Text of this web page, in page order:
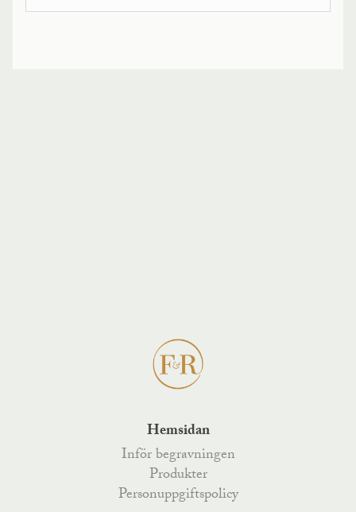
Hemsidan
Inför begravningen
Produkter
Personuppgiftspolicy